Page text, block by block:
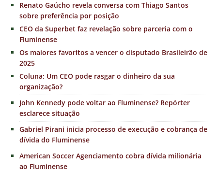
Renato Gaúcho revela conversa com Thiago Santos
sobre preferência por posição
CEO da Superbet faz revelação sobre parceria com o
Fluminense
Os maiores favoritos a vencer o disputado Brasileirão de
2025
Coluna: Um CEO pode rasgar o dinheiro da sua
organização?
John Kennedy pode voltar ao Fluminense? Repórter
esclarece situação
Gabriel Pirani inicia processo de execução e cobrança de
dívida do Fluminense
American Soccer Agenciamento cobra dívida milionária
ao Fluminense